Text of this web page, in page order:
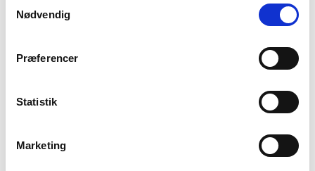
Nødvendig
Præferencer
Statistik
Marketing
GRÖNLANNIN KIELI